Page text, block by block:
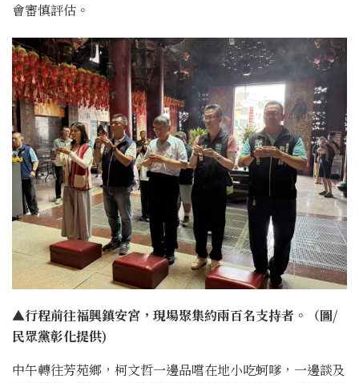
會審慎評估。
▲行程前往福興鎮安宮，現場聚集約兩百名支持者。（圖/
民眾黨彰化提供)
中午轉往芳苑鄉，柯文哲一邊品嚐在地小吃蚵嗲，一邊談及